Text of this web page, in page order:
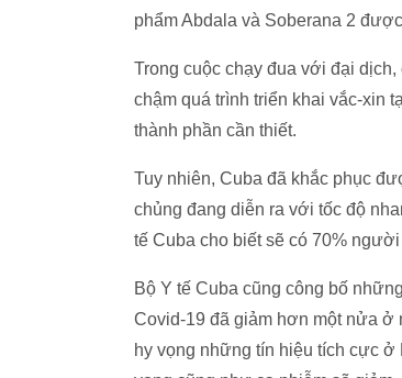
phẩm Abdala và Soberana 2
Trong cuộc chạy đua với đại
chậm quá trình triển khai vắc-xin
thành phần cần thiết.
Tuy nhiên, Cuba đã khắc phục
chủng đang diễn ra với tốc độ
tế Cuba cho biết sẽ có 70%
Bộ Y tế Cuba cũng công bố
Covid-19 đã giảm hơn một nửa ở
hy vọng những tín hiệu tích cực